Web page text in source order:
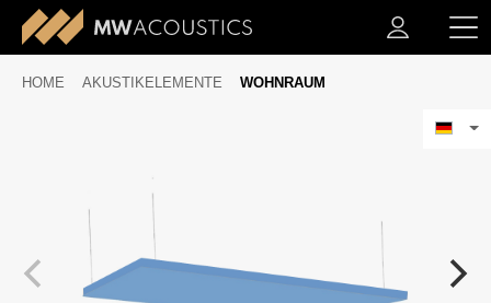
HOME AKUSTIKELEMENTE WOHNRAUM